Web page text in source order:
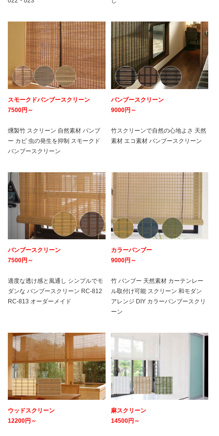
スモークドバンブースクリーン
7500円～
燻製竹 スクリーン 自然素材 バンブ
ー カビ 虫の発生を抑制 スモークド
バンブースクリーン
バンブースクリーン
9000円～
竹スクリーンで自然の心地よさ 天然
素材 エコ素材 バンブースクリーン
バンブースクリーン
7500円～
適度な透け感と風通し シンプルでモ
ダンな バンブースクリーン RC-812
RC-813 オーダーメイド
カラーバンブー
9000円～
竹 バンブー 天然素材 カーテンレー
ル取付け可能 スクリーン 和モダン
アレンジ DIY カラーバンブースクリ
ーン
ウッドスクリーン
12200円～
麻スクリーン
14500円～